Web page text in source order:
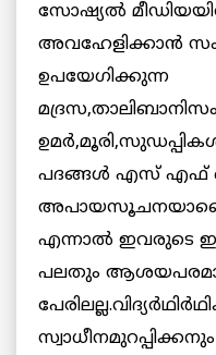
സോഷ്യല്‍
അവഹേളിക്കാന്‍
ഉപയേഗിക്കുന്ന
പദങ്ങള്‍ എസ് എഫ്
എന്നാല്‍ ഇവരുടെ
പലതും
സ്വാധീനമുറപ്പിക്കനും